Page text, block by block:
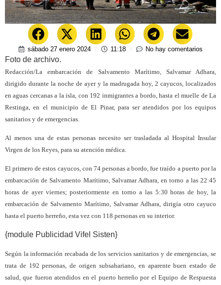
sábado 27 enero 2024 11:18 No hay comentarios
Foto de archivo.
Redacción/La embarcación de Salvamento Marítimo, Salvamar Adhara,
dirigido durante la noche de ayer y la madrugada hoy, 2 cayucos, localizados
en aguas cercanas a la isla, con 192 inmigrantes a bordo, hasta el muelle de La
Restinga, en el municipio de El Pinar, para ser atendidos por los equipos
sanitarios y de emergencias.
Al menos una de estas personas necesito ser trasladada al Hospital Insular
Virgen de los Reyes, para su atención médica.
El primero de estos cayucos, con 74 personas a bordo, fue traído a puerto por la
embarcación de Salvamento Marítimo, Salvamar Adhara, en torno a las 22:45
horas de ayer viernes; posteriormente en torno a las 5:30 horas de hoy, la
embarcación de Salvamento Marítimo, Salvamar Adhara, dirigía otro cayuco
hasta el puerto herreño, esta vez con 118 personas en su interior.
{module Publicidad Vifel Sisten}
Según la información recabada de los servicios sanitarios y de emergencias, se
trata de 192 personas, de origen subsahariano, en aparente buen estado de
salud, que fueron atendidos en el puerto herreño por el Equipo de Respuesta